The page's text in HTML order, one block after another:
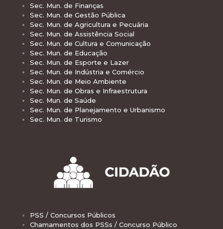
Sec. Mun. de Finanças
Sec. Mun. de Gestão Pública
Sec. Mun. de Agricultura e Pecuária
Sec. Mun. de Assistência Social
Sec. Mun. de Cultura e Comunicação
Sec. Mun. de Educação
Sec. Mun. de Esporte e Lazer
Sec. Mun. de Indústria e Comércio
Sec. Mun. de Meio Ambiente
Sec. Mun. de Obras e Infraestrutura
Sec. Mun. de Saúde
Sec. Mun. de Planejamento e Urbanismo
Sec. Mun. de Turismo
PSS / Concursos Públicos
Chamamentos dos PSSs / Concurso Público